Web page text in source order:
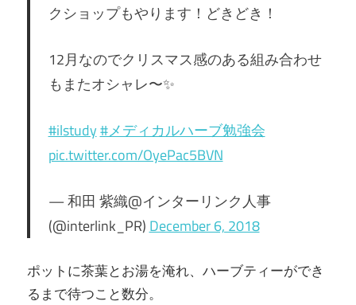
クショップもやります！どきどき！
12月なのでクリスマス感のある組み合わせ
もまたオシャレ〜✨
#ilstudy#メディカルハーブ勉強会
pic.twitter.com/OyePac5BVN
— 和田 紫織@インターリンク人事
(@interlink_PR) December 6, 2018
ポットに茶葉とお湯を淹れ、ハーブティーができ
るまで待つこと数分。